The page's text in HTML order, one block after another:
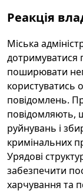
Реакція
Міська
дотримуватися
поширювати
користуватись
повідомлень.
повідомляють,
руйнувань і
кримінальних
Урядові
забезпечити
харчування та